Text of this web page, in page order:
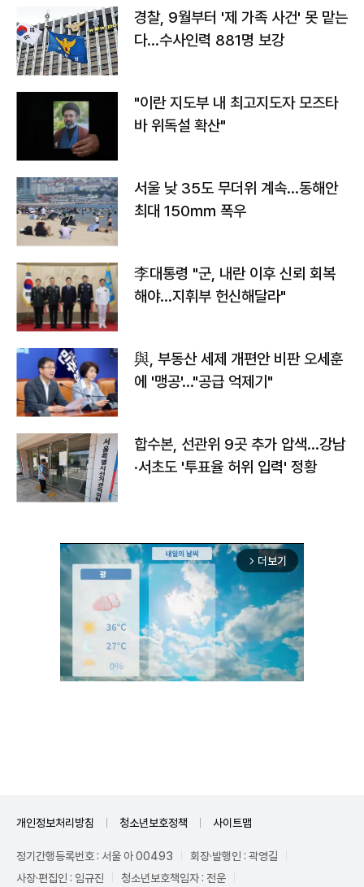
경찰, 9월부터 '제 가족 사건' 못 맡는
다…수사인력 881명 보강
"이란 지도부 내 최고지도자 모즈타
바 위독설 확산"
서울 낮 35도 무더위 계속…동해안
최대 150㎜ 폭우
李대통령 "군, 내란 이후 신뢰 회복
해야…지휘부 헌신해달라"
與, 부동산 세제 개편안 비판 오세훈
에 '맹공'…"공급 억제기"
합수본, 선관위 9곳 추가 압색…강남
·서초도 '투표율 허위 입력' 정황
arrow_forward_ios 더보기
개인정보처리방침 청소년보호정책 사이트맵
정기간행등록번호 : 서울 아 00493
회장·발행인 : 곽영길
사장·편집인 : 임규진
청소년보호책임자 : 전운